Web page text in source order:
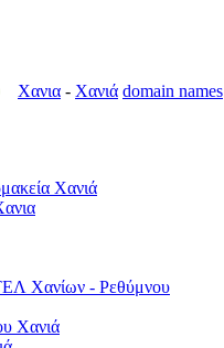
Χανια - Χανιά domain names
Χανιά
Χανίων - Ρεθύμνου
Χανιά